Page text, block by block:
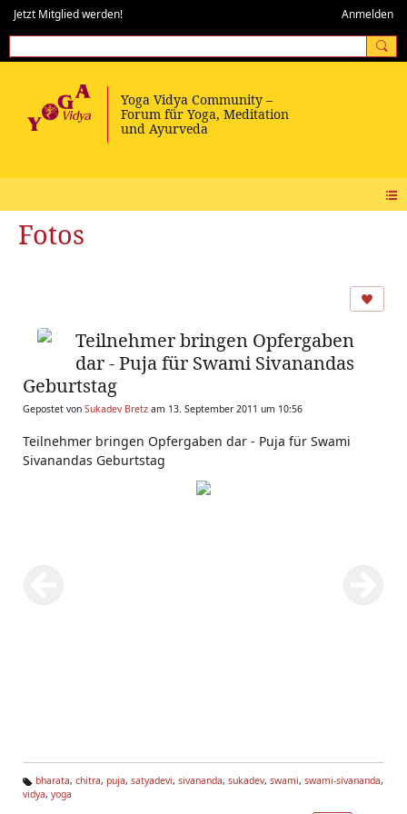
Jetzt Mitglied werden! Anmelden
Fotos
Teilnehmer bringen Opfergaben
dar - Puja für Swami Sivanandas
Geburtstag
Gepostet von Sukadev Bretz am 13. September 2011 um 10:56
Teilnehmer bringen Opfergaben dar - Puja für Swami
Sivanandas Geburtstag
Ta
bharata, chitra, puja, satyadevi, sivananda, sukadev, swami, swami-sivananda,
vidya, yoga